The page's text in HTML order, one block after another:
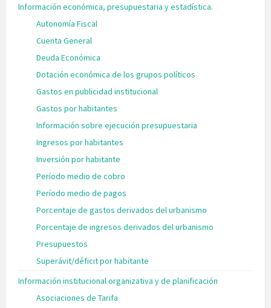
Información económica, presupuestaria y estadística.
Autonomía Fiscal
Cuenta General
Deuda Económica
Dotación económica de los grupos políticos
Gastos en publicidad institucional
Gastos por habitantes
Información sobre ejecución presupuestaria
Ingresos por habitantes
Inversión por habitante
Período medio de cobro
Período medio de pagos
Porcentaje de gastos derivados del urbanismo
Porcentaje de ingresos derivados del urbanismo
Presupuestos
Superávit/déficit por habitante
Información institucional organizativa y de planificación
Asociaciones de Tarifa